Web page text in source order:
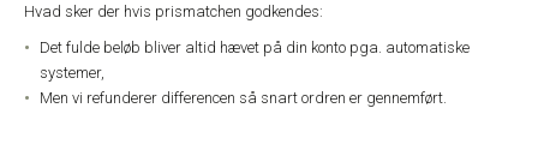
Hvad sker der hvis prismatchen godkendes:
Det fulde beløb bliver altid hævet på din konto pga. automatiske
systemer,
Men vi refunderer differencen så snart ordren er gennemført.